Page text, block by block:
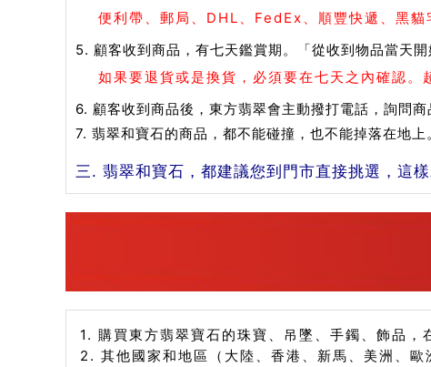
便利帶、郵局、DHL、FedEx、順豐快遞、黑
5. 顧客收到商品，有七天鑑賞期。「從收到物品當天開
如果要退貨或是換貨，必須要在七天之內確認。
6. 顧客收到商品後，東方翡翠會主動撥打電話，詢問商
7. 翡翠和寶石的商品，都不能碰撞，也不能掉落在地
三. 翡翠和寶石，都建議您到門市直接挑選，這
1. 購買東方翡翠寶石的珠寶、吊墜、手鐲、飾品，
2. 其他國家和地區（大陸、香港、新馬、美洲、歐